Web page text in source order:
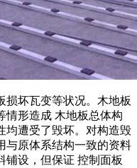
损坏瓦变等状况。木地板
情形造成 木地板总体构
均遭受了毁坏。对构造毁
与原体系结构一致的资料
铺设，但保证 控制面板